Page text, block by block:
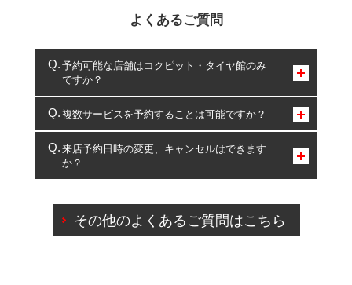
よくあるご質問
予約可能な店舗はコクピット・タイヤ館のみ
ですか？
コクピット・タイヤ館のみとなります。
複数サービスを予約することは可能ですか？
複数サービスのご予約は可能です。
一部の商品・サービスの組み合わせに限り、同時にご予約が
出来ないものもございます。
来店予約日時の変更、キャンセルはできます
か？
ご来店予約日の3営業日前を過ぎている場合のご予約
の日時変更につきましては、直接ご予約の店舗まで
その他のよくあるご質問はこちら